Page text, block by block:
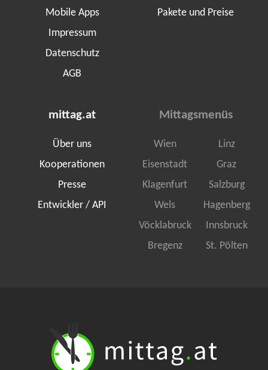
Mobile Apps
Impressum
Datenschutz
AGB
Pakete und Preise
mittag.at
Über uns
Kooperationen
Presse
Entwickler / API
Mittagsmenüs
Wien
Linz
Eisenstadt
Graz
Klagenfurt
Salzburg
Wels
Hagenberg
Vöcklabruck
Innsbruck
Bregenz
St. Pölten